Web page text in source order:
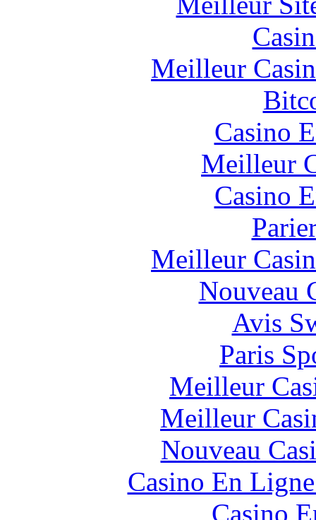
Meilleur
Casino
Meilleur
Casino
Meilleur
Nouveau
Avis
Paris
Meilleur
Meilleur
Nouveau
Casino En
Casino